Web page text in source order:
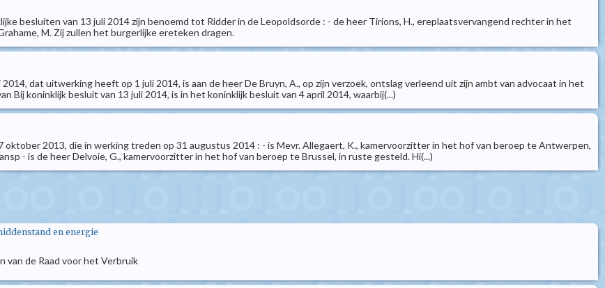
besluiten van 13 juli 2014 zijn benoemd tot Ridder in de Leopoldsorde : - de heer Tirions, H., ereplaatsvervangend rechter in het
M. Zij zullen het burgerlijke ereteken dragen.
dat uitwerking heeft op 1 juli 2014, is aan de heer De Bruyn, A., op zijn verzoek, ontslag verleend uit zijn ambt van advocaat in het
Bij koninklijk besluit van 13 juli 2014, is in het koninklijk besluit van 4 april 2014, waarbij(...)
oktober 2013, die in werking treden op 31 augustus 2014 : - is Mevr. Allegaert, K., kamervoorzitter in het hof van beroep te Antwerpen,
- is de heer Delvoie, G., kamervoorzitter in het hof van beroep te Brussel, in ruste gesteld. Hi(...)
en energie
van de Raad voor het Verbruik